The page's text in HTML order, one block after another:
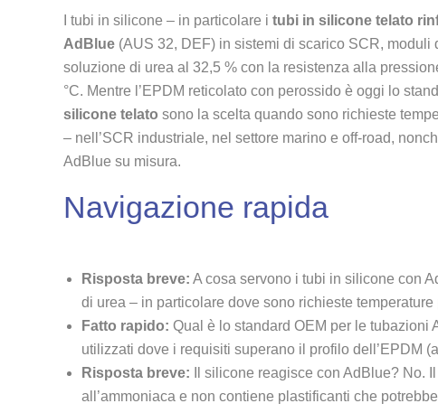
I tubi in silicone – in particolare i tubi in silicone telato
AdBlue (AUS 32, DEF) in sistemi di scarico SCR,
soluzione di urea al 32,5 % con la resistenza alla
°C. Mentre l’EPDM reticolato con perossido è oggi lo
silicone telato sono la scelta quando sono richieste
– nell’SCR industriale, nel settore marino e off-road,
AdBlue su misura.
Navigazione rapida
Risposta breve: A cosa servono i tubi in silicone con
di urea – in particolare dove sono richieste
Fatto rapido: Qual è lo standard OEM per le
utilizzati dove i requisiti superano il profilo dell’EPDM
Risposta breve: Il silicone reagisce con AdBlue? No.
all’ammoniaca e non contiene plastificanti che